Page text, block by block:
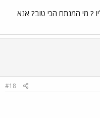
? מי המנתח הכי טוב? אנא
#18